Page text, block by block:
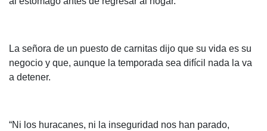
La señora de un puesto de carnitas dijo que su vida es su
negocio y que, aunque la temporada sea difícil nada la va
a detener.
“Ni los huracanes, ni la inseguridad nos han parado,